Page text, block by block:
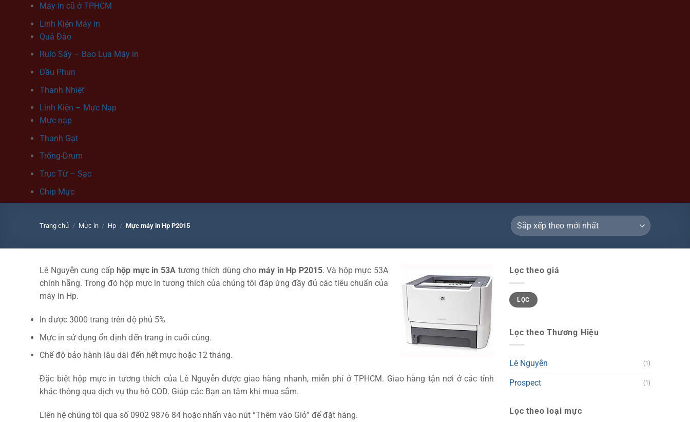
Máy in cũ ở TPHCM
Linh Kiện Máy in
Quả Đào
Rulo Sấy – Bao Lụa Máy in
Đầu Phun
Thanh Nhiệt
Linh Kiện – Mực Nạp
Mực nạp
Thanh Gạt
Trống-Drum
Trục Từ – Sạc
Chip Mực
Trang chủ / Mực in / Hp / Mực máy in Hp P2015
Lê Nguyễn cung cấphộp mực in 53A tương thích dùng cho máy in Hp P2015. Và hộp mực 53A
chính hãng. Trong đó hộp mực in tương thích của chúng tôi đáp ứng đầy đủ các tiêu chuẩn của
máy in Hp.
In được 3000 trang trên độ phủ 5%
Mực in sử dụng ổn định đến trang in cuối cùng.
Chế độ bảo hành lâu dài đến hết mực hoặc 12 tháng.
Đặc biệt hộp mực in tương thích của Lê Nguyễn được giao hàng nhanh, miễn phí ở TPHCM. Giao hàng tận nơi ở các tỉnh
khác thông qua dịch vụ thu hộ COD. Giúp các Bạn an tâm khi mua sắm.
Liên hệ chúng tôi qua số 0902 9876 84 hoặc nhấn vào nút “Thêm vào Giỏ” để đặt hàng.
Lọc theo giá
Giá
tối
thiểu
Giá
tối
đa
LỌC
Lọc theo Thương Hiệu
Lê Nguyễn (1)
Prospect (1)
Lọc theo loại mực